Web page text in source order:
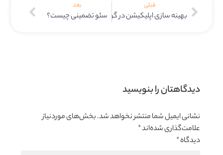
قبلی
بهینه سازی اپلیکیشن در گوگل پلی
بعد
سئو تضمینی چیست؟
دیدگاهتان را بنویسید
نشانی ایمیل شما منتشر نخواهد شد.بخش‌های موردنیاز
علامت‌گذاری شده‌اند*
دیدگاه*